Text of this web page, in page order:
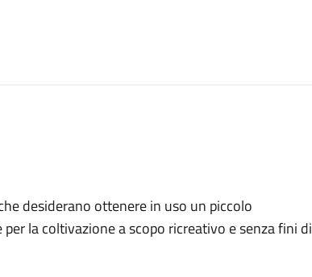
desiderano ottenere in uso un piccolo
la coltivazione a scopo ricreativo e senza fini di